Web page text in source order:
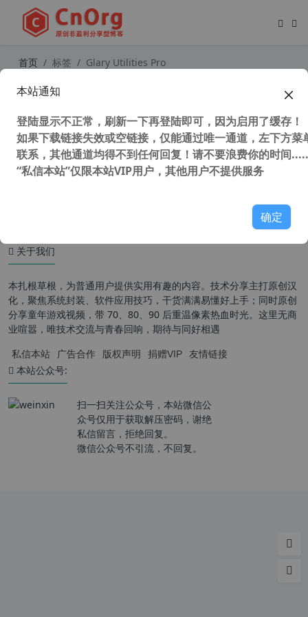
首页 标签 Glary Utilities Pro
Glary Utilities Pro v5.206.0.237 顶级
关于我们
本扎根草根，为普通用户提供实用有趣的内容。技术分享主打原创汉
化，聚焦系统封装、软件应用技巧，干货满满易懂好上手；同时原创
分享童年游戏视频，带 70、80、90 后重温像素热血时光。这里无商
业喧嚣，唯技术交流与青春回响，期待与同好相遇
私信本站 广告合作 版权声明 捐赠VIP 友情链接
本站公众号:
扫一扫关注公众号，本站微信公
众号仅用于获取解压密码，谢绝
私信留言，拒绝回复。
微信公众号不引流，不回复。
本站通知
登陆显示不正常，刷新一下再登陆即可，因为启用了缓存！
如果下载链接失效或空链接，仅能通过唯一通道，左下方菜
联系，其他通道均得不到任何回复！请不要浪费你的时间
“私信本站”仅限本站VIP用户，其他用户不提供服务
确定